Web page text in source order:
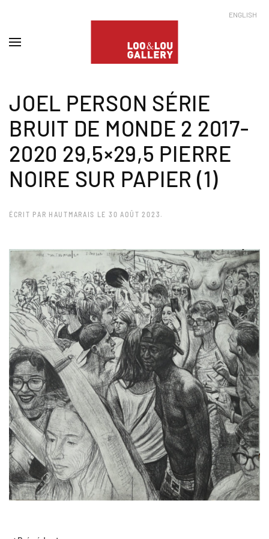
ENGLISH
JOEL PERSON SÉRIE
BRUIT DE MONDE 2 2017-
2020 29,5×29,5 PIERRE
NOIRE SUR PAPIER (1)
ÉCRIT PAR HAUTMARAIS LE 30 AOÛT 2023 .